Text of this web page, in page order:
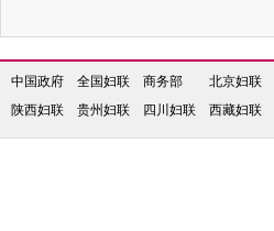
中国政府 全国妇联 商务部 北京妇联
陕西妇联
贵州妇联 四川妇联 西藏妇联